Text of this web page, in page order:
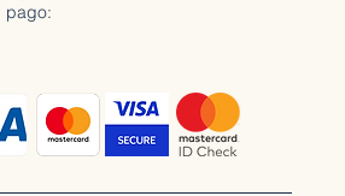
pago: